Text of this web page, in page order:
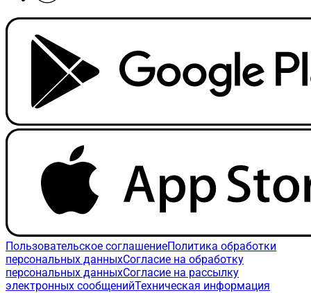
Пользовательское соглашениеПолитика обработки
персональных данныхСогласие на обработку
персональных данныхСогласие на рассылку
электронных сообщенийТехническая информация